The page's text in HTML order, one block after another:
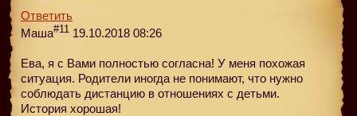
Ответить
Маша#11 19.10.2018 08:26
Ева, я с Вами полностью согласна! У меня похожая
ситуация. Родители иногда не понимают, что нужно
соблюдать дистанцию в отношениях с детьми.
История хорошая!